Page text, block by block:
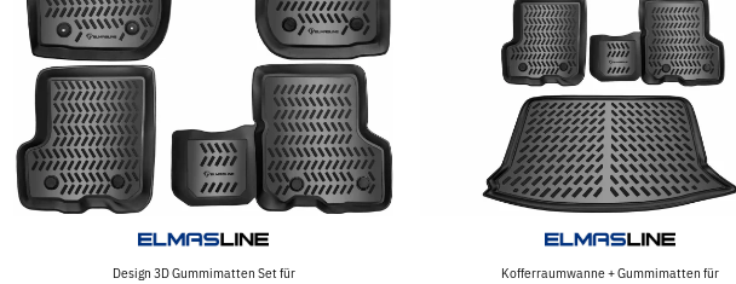
Design 3D Gummimatten Set für Kofferraumwanne + Gummimatten für